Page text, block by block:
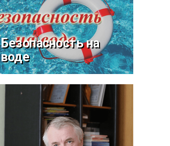
Безопасность на
воде